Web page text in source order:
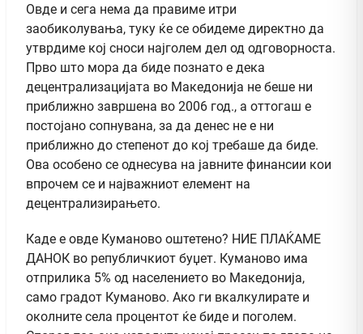
Овде и сега нема да правиме итри
заобиколувања, туку ќе се обидеме директно да
утврдиме кој сноси најголем дел од одговорноста.
Прво што мора да биде познато е дека
децентрализацијата во Македонија не беше ни
приближно завршена во 2006 год., а оттогаш е
постојано сопнувана, за да денес не е ни
приближно до степенот до кој требаше да биде.
Ова особено се однесува на јавните финансии кои
впрочем се и најважниот елемент на
децентрализирањето.
Каде е овде Куманово оштетено? НИЕ ПЛАЌАМЕ
ДАНОК во републичкиот буџет. Куманово има
отприлика 5% од населението во Македонија,
само градот Куманово. Ако ги вкалкулирате и
околните села процентот ќе биде и поголем.